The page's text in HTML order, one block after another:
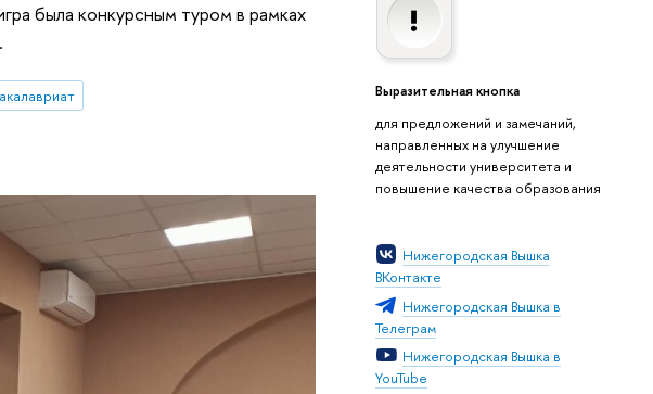
Выразительная кнопка
для предложений и замечаний,
направленных на улучшение
деятельности университета и
повышение качества образования
Нижегородская Вышка
ВКонтакте
Нижегородская Вышка в
Телеграм
Нижегородская Вышка в
YouTube
была конкурсным туром в рамках